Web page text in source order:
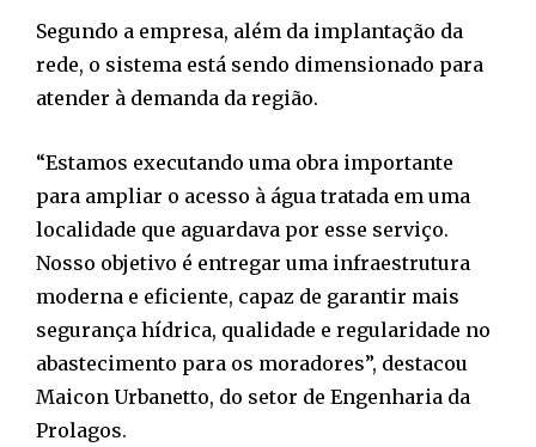
Segundo a empresa, além da implantação da
rede, o sistema está sendo dimensionado para
atender à demanda da região.
“Estamos executando uma obra importante
para ampliar o acesso à água tratada em uma
localidade que aguardava por esse serviço.
Nosso objetivo é entregar uma infraestrutura
moderna e eficiente, capaz de garantir mais
segurança hídrica, qualidade e regularidade no
abastecimento para os moradores”, destacou
Maicon Urbanetto, do setor de Engenharia da
Prolagos.